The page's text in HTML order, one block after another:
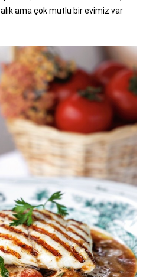
ama çok mutlu bir evimiz var